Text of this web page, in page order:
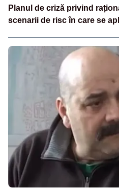
Planul de criză privind
scenarii de risc în care se